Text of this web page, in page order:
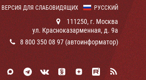
РУССКИЙ
ВЕРСИЯ ДЛЯ СЛАБОВИДЯЩИХ
111250, г. Москва
ул. Красноказарменная, д. 9а
8 800 350 08 97 (автоинформатор)